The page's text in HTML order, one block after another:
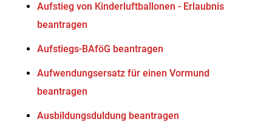
Aufstieg von Kinderluftballonen - Erlaubnis
beantragen
Aufstiegs-BAföG beantragen
Aufwendungsersatz für einen Vormund
beantragen
Ausbildungsduldung beantragen